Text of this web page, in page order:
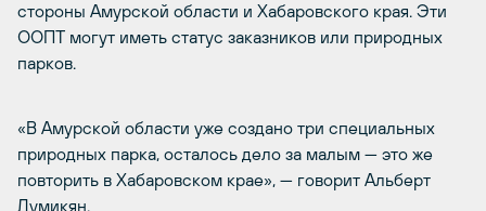
стороны Амурской области и Хабаровского края. Эти
ООПТ могут иметь статус заказников или природных
парков.
«В Амурской области уже создано три специальных
природных парка, осталось дело за малым — это же
повторить в Хабаровском крае», — говорит Альберт
Думикян.